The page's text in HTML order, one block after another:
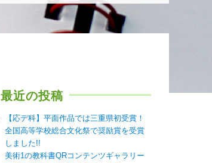
最近の投稿
【応デ科】平面作品では三重県初受賞！
全国高等学校総合文化祭で奨励賞を受賞
しました!!
美術1の教科書QRコンテンツギャラリー